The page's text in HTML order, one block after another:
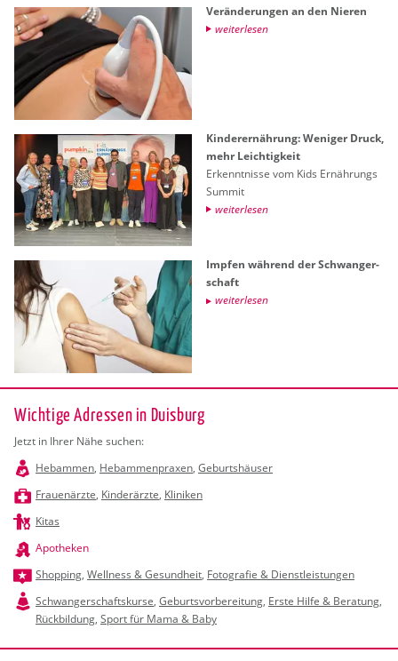
Ver­än­de­run­gen an den Nie­ren
wei­ter­le­sen
Kin­der­er­näh­rung: We­ni­ger Druck,
mehr Leich­tig­keit
Er­kennt­nis­se vom Kids Er­näh­rungs
Sum­mit
wei­ter­le­sen
Imp­fen wäh­rend der Schwan­ger­
schaft
wei­ter­le­sen
Wichtige Adressen in Duisburg
Jetzt in Ihrer Nähe suchen:
Hebammen, Hebammenpraxen, Geburtshäuser
Frauenärzte, Kinderärzte, Kliniken
Kitas
Apotheken
Shopping, Wellness & Gesundheit, Fotografie & Dienstleistungen
Schwangerschaftskurse, Geburtsvorbereitung, Erste Hilfe & Beratung,
Rückbildung, Sport für Mama & Baby